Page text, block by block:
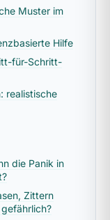
Muster im
Hilfe
für-Schritt-
realistische
die Panik in
Zittern